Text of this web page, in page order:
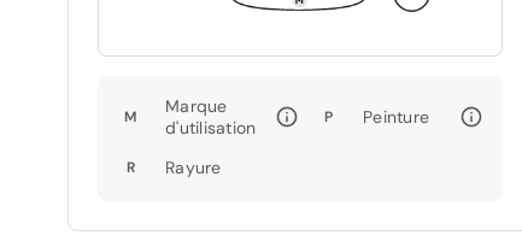
M
Marque
d'utilisation
P Peinture
R Rayure